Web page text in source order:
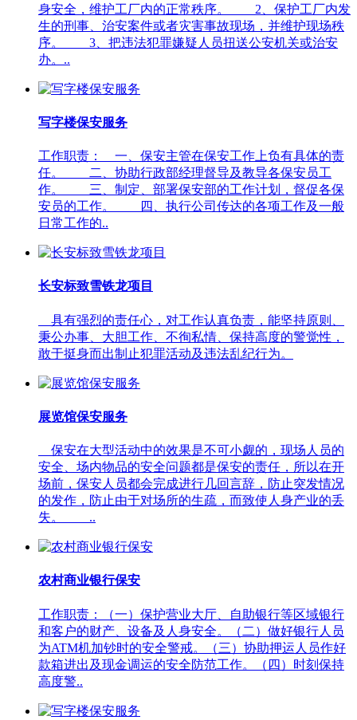
身安全，维护工厂内的正常秩序。 2、保护工厂内发
生的刑事、治安案件或者灾害事故现场，并维护现场秩
序。 3、把违法犯罪嫌疑人员扭送公安机关或治安
办。..
写字楼保安服务
工作职责： 一、保安主管在保安工作上负有具体的责
任。 二、协助行政部经理督导及教导各保安员工
作。 三、制定、部署保安部的工作计划，督促各保
安员的工作。 四、执行公司传达的各项工作及一般
日常工作的..
长安标致雪铁龙项目
具有强烈的责任心，对工作认真负责，能坚持原则、
秉公办事、大胆工作、不徇私情、保持高度的警觉性，
敢于挺身而出制止犯罪活动及违法乱纪行为。
展览馆保安服务
保安在大型活动中的效果是不可小觑的，现场人员的
安全、场内物品的安全问题都是保安的责任，所以在开
场前，保安人员都会完成进行几回言辞，防止突发情况
的发作，防止由于对场所的生疏，而致使人身产业的丢
失。 ..
农村商业银行保安
工作职责：（一）保护营业大厅、自助银行等区域银行
和客户的财产、设备及人身安全。（二）做好银行人员
为ATM机加钞时的安全警戒。（三）协助押运人员作好
款箱进出及现金调运的安全防范工作。（四）时刻保持
高度警..